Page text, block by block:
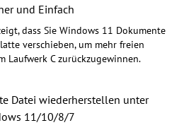
und Einfach
dass Sie Windows 11 Dokumente
verschieben, um mehr freien
Laufwerk C zurückzugewinnen.
Datei wiederherstellen unter
11/10/8/7